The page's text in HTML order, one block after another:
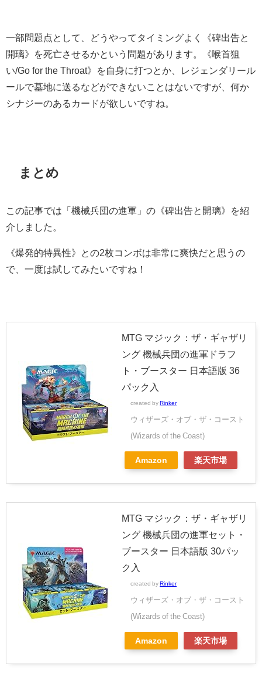
一部問題点として、どうやってタイミングよく《碑出告と
開璃》を死亡させるかという問題があります。《喉首狙
い/Go for the Throat》を自身に打つとか、レジェンダリール
ールで墓地に送るなどができないことはないですが、何か
シナジーのあるカードが欲しいですね。
まとめ
この記事では「機械兵団の進軍」の《碑出告と開璃》を紹
介しました。
《爆発的特異性》との2枚コンボは非常に爽快だと思うの
で、一度は試してみたいですね！
MTG マジック：ザ・ギャザリ
ング 機械兵団の進軍ドラフ
ト・ブースター 日本語版 36
パック入
created by Rinker
ウィザーズ・オブ・ザ・コースト
(Wizards of the Coast)
Amazon 楽天市場
MTG マジック：ザ・ギャザリ
ング 機械兵団の進軍セット・
ブースター 日本語版 30パッ
ク入
created by Rinker
ウィザーズ・オブ・ザ・コースト
(Wizards of the Coast)
Amazon 楽天市場